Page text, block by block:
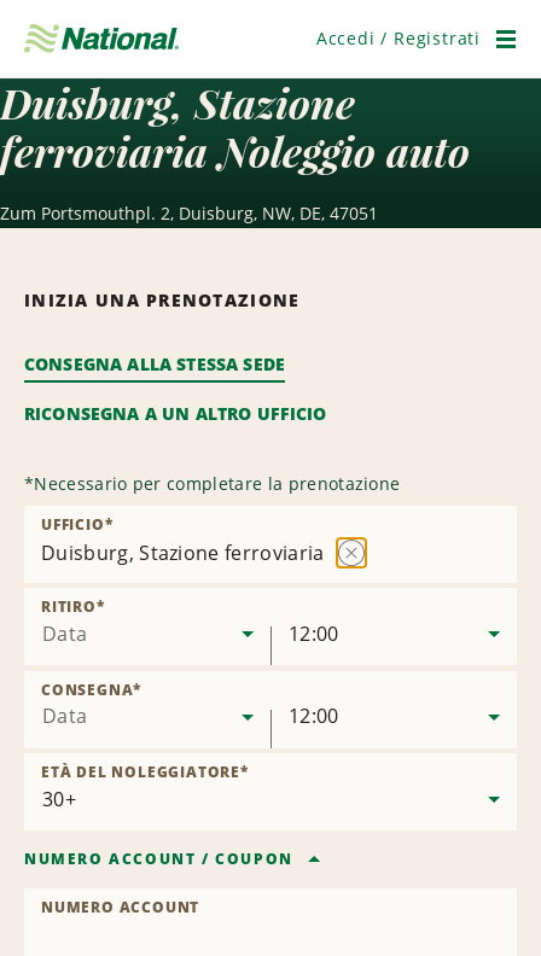
navigazione
Accedi / Registrati
Duisburg, Stazione
ferroviaria Noleggio auto
Zum Portsmouthpl. 2, Duisburg, NW, DE, 47051
INIZIA UNA PRENOTAZIONE
CONSEGNA ALLA STESSA SEDE
RICONSEGNA A UN ALTRO UFFICIO
*Necessario per completare la prenotazione
Duisburg, Stazione ferroviaria
UFFICIO*
Data
RITIRO*
12:00
Data
CONSEGNA*
12:00
ETÀ DEL NOLEGGIATORE*
NUMERO ACCOUNT /COUPON
NUMERO ACCOUNT